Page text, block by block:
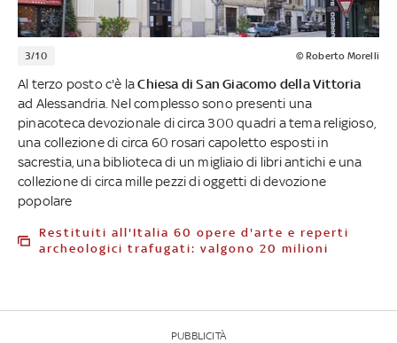
3/10 © Roberto Morelli
Al terzo posto c'è laChiesa di San Giacomo della Vittoria
ad Alessandria. Nel complesso sono presenti una
pinacoteca devozionale di circa 300 quadri a tema religioso,
una collezione di circa 60 rosari capoletto esposti in
sacrestia, una biblioteca di un migliaio di libri antichi e una
collezione di circa mille pezzi di oggetti di devozione
popolare
Restituiti all'Italia 60 opere d'arte e reperti
archeologici trafugati: valgono 20 milioni
PUBBLICITÀ